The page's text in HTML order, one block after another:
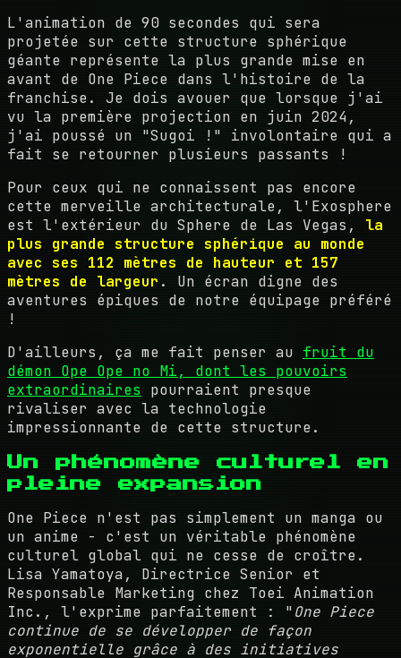
L'animation de 90 secondes qui sera
projetée sur cette structure sphérique
géante représente la plus grande mise en
avant de One Piece dans l'histoire de la
franchise. Je dois avouer que lorsque j'ai
vu la première projection en juin 2024,
j'ai poussé un "Sugoi !" involontaire qui a
fait se retourner plusieurs passants !
Pour ceux qui ne connaissent pas encore
cette merveille architecturale, l'Exosphere
est l'extérieur du Sphere de Las Vegas, la
plus grande structure sphérique au monde
avec ses 112 mètres de hauteur et 157
mètres de largeur . Un écran digne des
aventures épiques de notre équipage préféré
!
D'ailleurs, ça me fait penser au fruit du
démon Ope Ope no Mi, dont les pouvoirs
extraordinaires pourraient presque
rivaliser avec la technologie
impressionnante de cette structure.
Un phénomène culturel en
pleine expansion
One Piece n'est pas simplement un manga ou
un anime - c'est un véritable phénomène
culturel global qui ne cesse de croître.
Lisa Yamatoya, Directrice Senior et
Responsable Marketing chez Toei Animation
Inc., l'exprime parfaitement : "One Piece
continue de se développer de façon
exponentielle grâce à des initiatives